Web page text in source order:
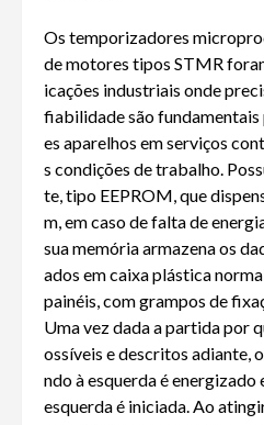
Os temporizadores
de motores tipos STMR
icações industriais onde
fiabilidade são
es aparelhos em serviços
s condições de trabalho.
te, tipo EEPROM, que
m, em caso de falta de
sua memória armazena os
ados em caixa plástica
painéis, com grampos de
Uma vez dada a partida por
ossíveis e descritos adiante,
ndo à esquerda é
esquerda é iniciada. Ao